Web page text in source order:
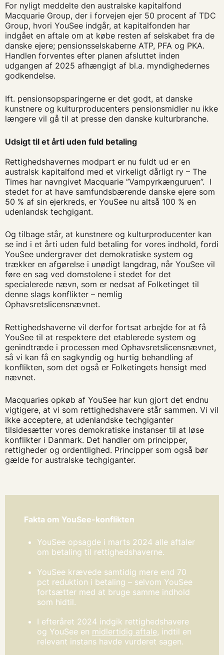
For nyligt meddelte den australske kapitalfond
Macquarie Group, der i forvejen ejer 50 procent af TDC
Group, hvori YouSee indgår, at kapitalfonden har
indgået en aftale om at købe resten af selskabet fra de
danske ejere; pensionsselskaberne ATP, PFA og PKA.
Handlen forventes efter planen afsluttet inden
udgangen af 2025 afhængigt af bl.a. myndighedernes
godkendelse.
Ift. pensionsopsparingerne er det godt, at danske
kunstnere og kulturproducenters pensionsmidler nu ikke
længere vil gå til at presse den danske kulturbranche.
Udsigt til et årti uden fuld betaling
Rettighedshavernes modpart er nu fuldt ud er en
australsk kapitalfond med et virkeligt dårligt ry – The
Times har navngivet Macquarie ”Vampyrkænguruen”. I
stedet for at have samfundsbærende danske ejere som
50 % af sin ejerkreds, er YouSee nu altså 100 % en
udenlandsk techgigant.
Og tilbage står, at kunstnere og kulturproducenter kan
se ind i et årti uden fuld betaling for vores indhold, fordi
YouSee undergraver det demokratiske system og
trækker en afgørelse i unødigt langdrag, når YouSee vil
føre en sag ved domstolene i stedet for det
specialerede nævn, som er nedsat af Folketinget til
denne slags konflikter – nemlig
Ophavsretslicensnævnet.
Rettighedshaverne vil derfor fortsat arbejde for at få
YouSee til at respektere det etablerede system og
genindtræde i processen med Ophavsretslicensnævnet,
så vi kan få en sagkyndig og hurtig behandling af
konflikten, som det også er Folketingets hensigt med
nævnet.
Macquaries opkøb af YouSee har kun gjort det endnu
vigtigere, at vi som rettighedshavere står sammen. Vi vil
ikke acceptere, at udenlandske techgiganter
tilsidesætter vores demokratiske instanser til at løse
konflikter i Danmark. Det handler om principper,
rettigheder og ordentlighed. Principper som også bør
gælde for australske techgiganter.
Fakta om YouSee-konflikten
YouSee opsagde i marts 2024 alle aftaler
om betaling til rettighedshaverne.
YouSee krævede samtidig mere end 70
pct reduktion i betaling – selvom YouSee
fortsætter med at bruge samme indhold
som hidtil.
I efteråret 2024 indgik rettighedshavere
og YouSee en midlertidig aftale, indtil en
relevant instans havde vurderet sagen.